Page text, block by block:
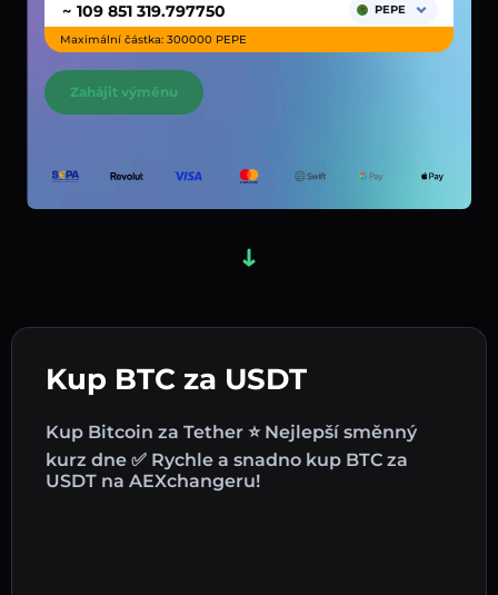
Kup BTC za USDT
Kup Bitcoin za Tether ⭐ Nejlepší směnný
kurz dne ✅ Rychle a snadno kup BTC za
USDT na AEXchangeru!
~
PEPE
Maximální částka: 300000 PEPE
Zahájit výměnu